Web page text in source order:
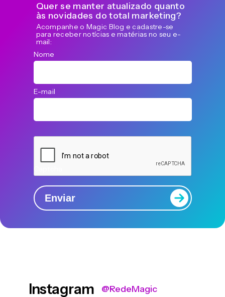
Quer se manter atualizado quanto
às novidades do total marketing?
Acompanhe o Magic Blog e cadastre-se
para receber notícias e matérias no seu e-
mail:
Nome
E-mail
Enviar
Instagram @RedeMagic